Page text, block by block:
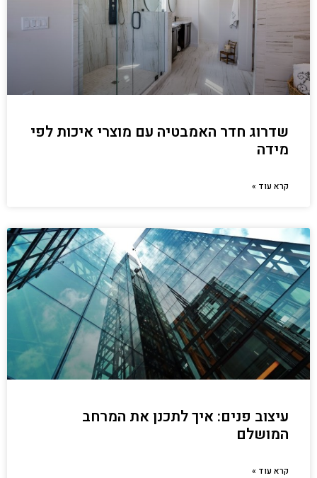
שדרוג חדר האמבטיה עם מוצרי איכות לפי
מידה
קרא עוד »
עיצוב פנים: איך לתכנן את המרחב
המושלם
קרא עוד »